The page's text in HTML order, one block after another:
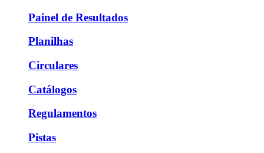
Painel de Resultados
Planilhas
Circulares
Catálogos
Regulamentos
Pistas